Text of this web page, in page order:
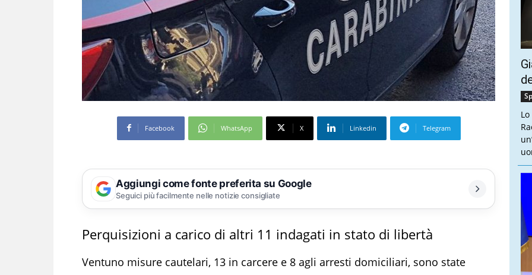
Facebook WhatsApp X Linkedin Telegram
Aggiungi come fonte preferita su Google
Seguici più facilmente nelle notizie consigliate
Perquisizioni a carico di altri 11 indagati in stato di libertà
Ventuno misure cautelari, 13 in carcere e 8 agli arresti domiciliari, sono state